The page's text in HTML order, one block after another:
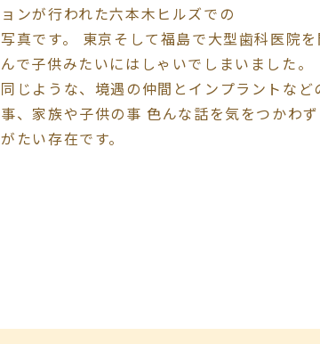
ョンが行われた六本木ヒルズでの
写真です。 東京そして福島で大型歯科医院
んで子供みたいにはしゃいでしまいました。
同じような、境遇の仲間とインプラントな
事、家族や子供の事 色んな話を気をつかわ
がたい存在です。